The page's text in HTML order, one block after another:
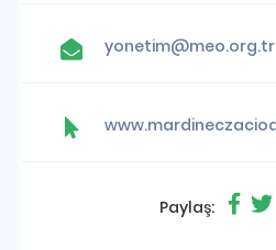
yonetim@meo.org.tr
Paylaş: